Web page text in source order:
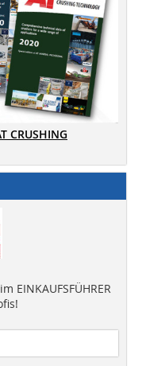
CRUSHING
EINKAUFSFÜHRER